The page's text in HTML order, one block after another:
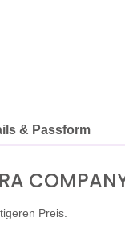
& Passform
Preis.